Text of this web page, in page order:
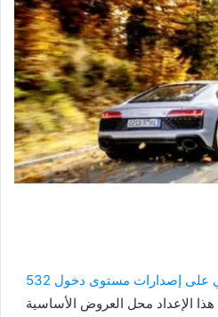
أدخلت أودي نظام الدفع الخلفي على إصدارات مستوى دخول 532
الإعداد محل العروض الأساسية